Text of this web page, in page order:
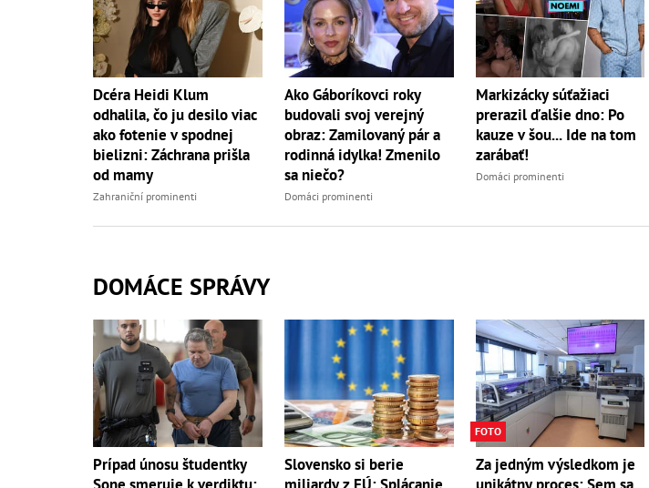
Dcéra Heidi Klum
odhalila, čo ju desilo viac
ako fotenie v spodnej
bielizni: Záchrana prišla
od mamy
Zahraniční prominenti
Ako Gáboríkovci roky
budovali svoj verejný
obraz: Zamilovaný pár a
rodinná idylka! Zmenilo
sa niečo?
Domáci prominenti
Markizácky súťažiaci
prerazil ďalšie dno: Po
kauze v šou... Ide na tom
zarábať!
Domáci prominenti
DOMÁCE SPRÁVY
Prípad únosu študentky
Slovensko si berie
FOTO
Za jedným výsledkom je